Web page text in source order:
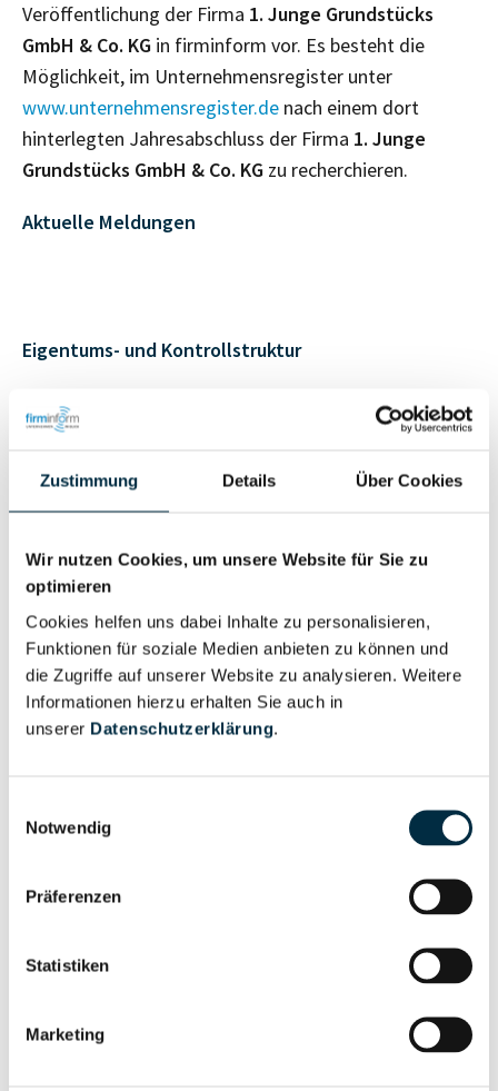
Zustimmung Details Über Cookies
Wir nutzen Cookies, um unsere Website für Sie zu
optimieren
Cookies helfen uns dabei Inhalte zu personalisieren,
Funktionen für soziale Medien anbieten zu können und
die Zugriffe auf unserer Website zu analysieren. Weitere
Informationen hierzu erhalten Sie auch in
unserer Datenschutzerklärung.
Notwendig
Präferenzen
Statistiken
Marketing
Veröffentlichung der Firma 1. Junge Grundstücks
GmbH & Co. KG in firminform vor. Es besteht die
Möglichkeit, im Unternehmensregister unter
www.unternehmensregister.de nach einem dort
hinterlegten Jahresabschluss der Firma 1. Junge
Grundstücks GmbH & Co. KG zu recherchieren.
Aktuelle Meldungen
Eigentums- und Kontrollstruktur
Vollständiges
anfragen
Unternehmensnetzwerk
Vollständiges
Wirtschaftlich
Berechtigten Pfad
Vollständiges
Unternehmensprofil
anfragen
Sanktionslistenstatus
Unternehmensprofil
Vollständiges